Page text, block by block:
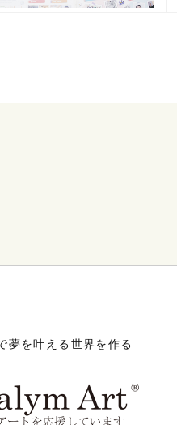
夢を叶える世界を作る